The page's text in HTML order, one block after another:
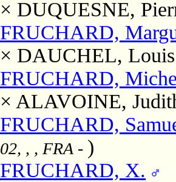
× DUQUESNE,
FRUCHARD,
× DAUCHEL, Louis
FRUCHARD,
× ALAVOINE,
FRUCHARD,
02, , , FRA - )
FRUCHARD, X.